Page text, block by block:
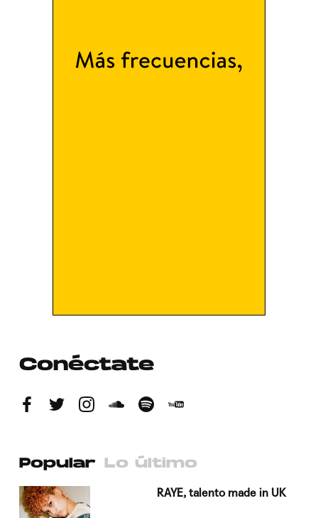
Conéctate
Popular Lo último
RAYE, talento made in UK